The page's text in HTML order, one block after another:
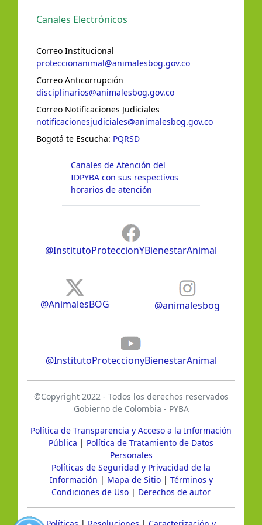
Canales Electrónicos
Correo Institucional
proteccionanimal@animalesbog.gov.co
Correo Anticorrupción
disciplinarios@animalesbog.gov.co
Correo Notificaciones Judiciales
notificacionesjudiciales@animalesbog.gov.co
Bogotá te Escucha: PQRSD
Canales de Atención del
IDPYBA con sus respectivos
horarios de atención
@InstitutoProteccionYBienestarAnimal
@AnimalesBOG @animalesbog
@InstitutoProteccionyBienestarAnimal
©Copyright 2022 - Todos los derechos reservados
Gobierno de Colombia - PYBA
Política de Transparencia y Acceso a la Información
Pública | Política de Tratamiento de Datos
Personales
Políticas de Seguridad y Privacidad de la
Información | Mapa de Sitio| Términos y
Condiciones de Uso | Derechos de autor